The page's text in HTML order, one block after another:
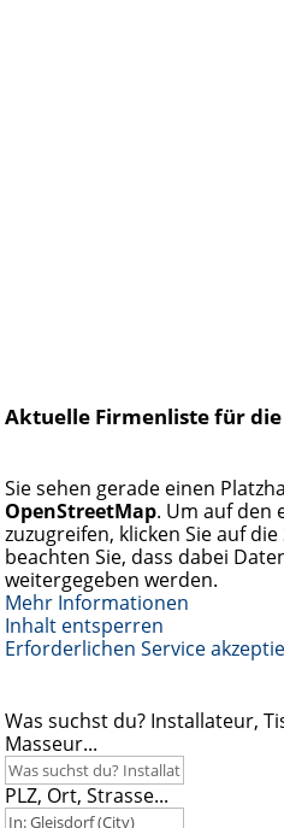
Aktuelle Firmenliste für
Sie sehen gerade einen
OpenStreetMap. Um auf den
zuzugreifen, klicken Sie auf
beachten Sie, dass dabei
weitergegeben werden.
Mehr Informationen
Inhalt entsperren
Erforderlichen Service
Was suchst du? Installateur,
Masseur...
PLZ, Ort, Strasse...